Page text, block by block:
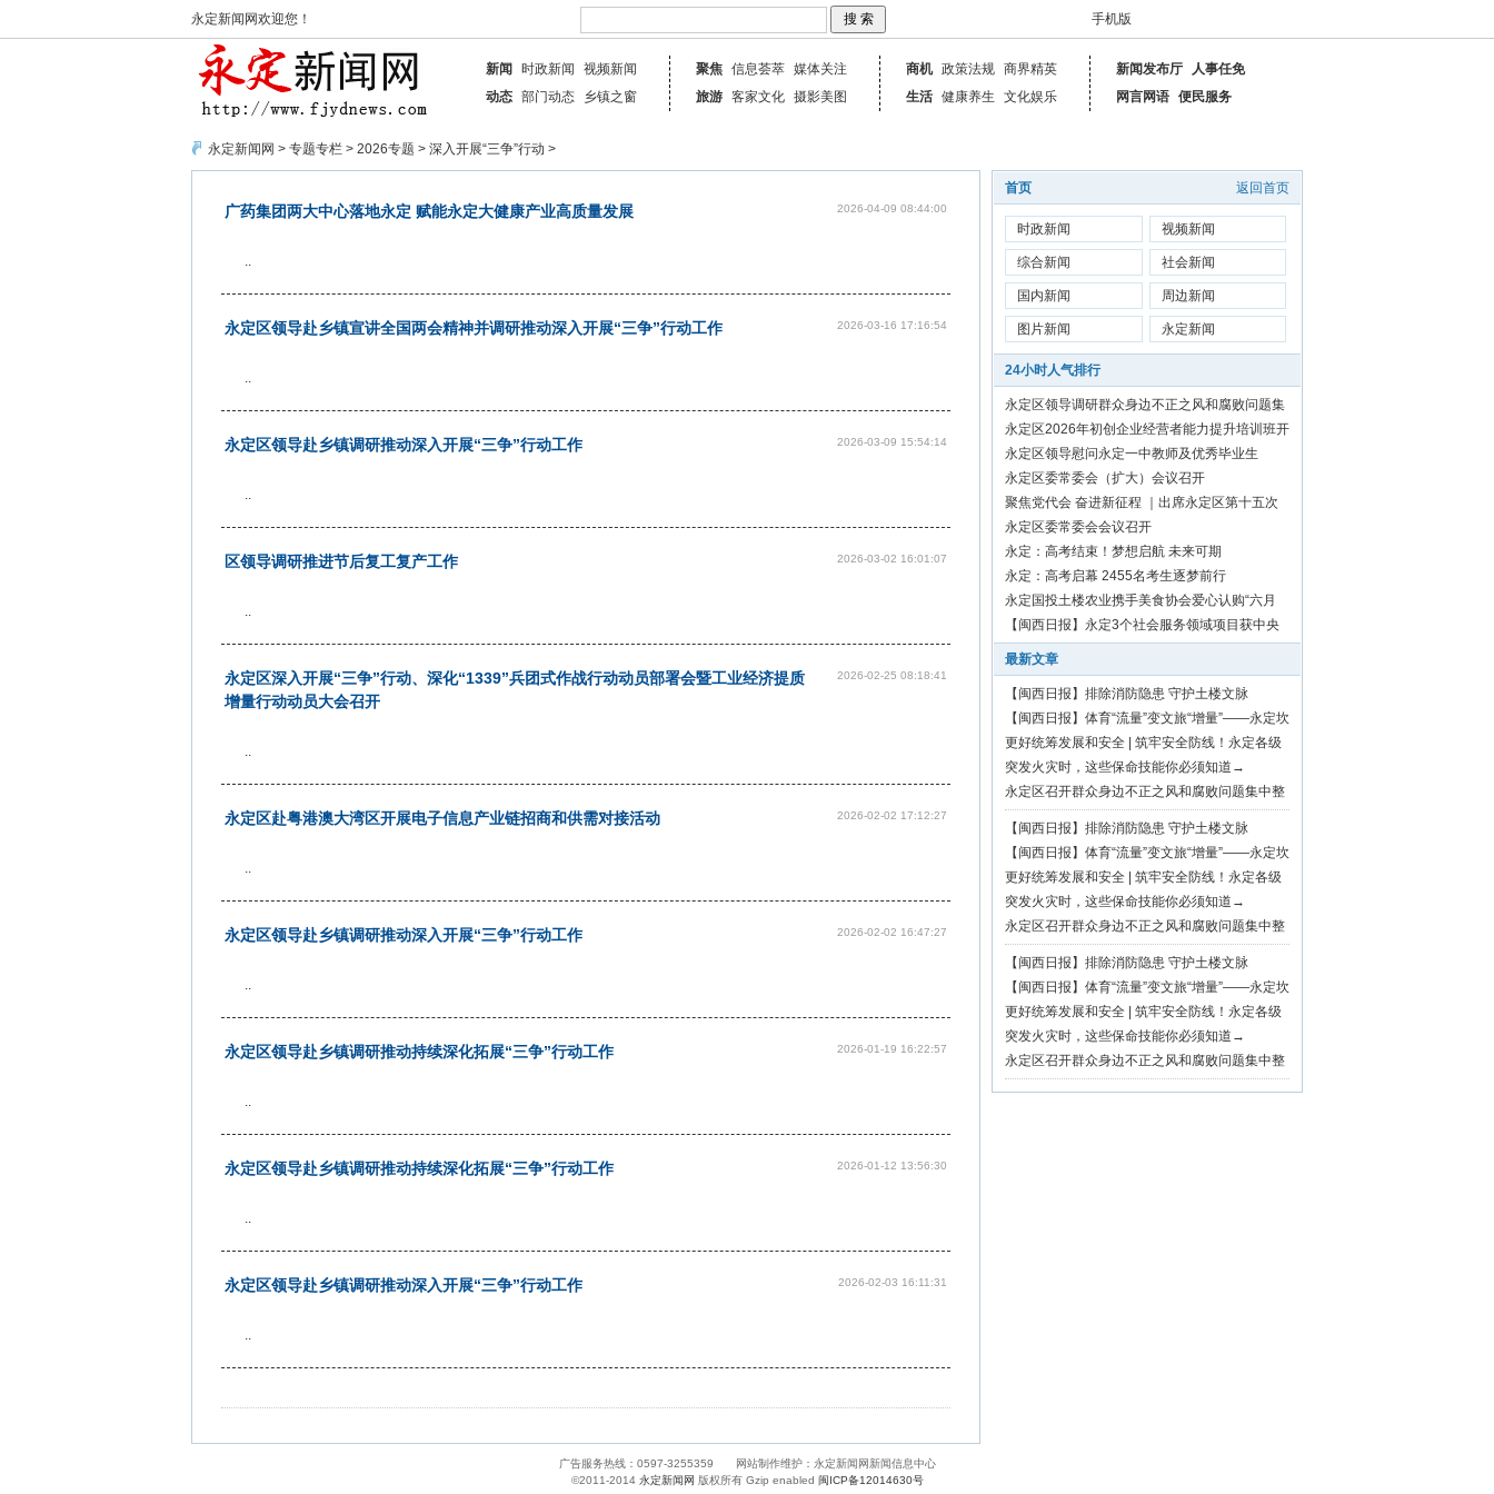
永定新闻网欢迎您！ 手机版
新闻 时政新闻
视频新闻
动态 部门动态 乡镇之窗
聚焦 信息荟萃 媒体关注
旅游 客家文化 摄影美图
商机 政策法规 商界精英
生活 健康养生 文化娱乐
新闻发布厅
人事任免
网言网语 便民服务
永定新闻网 > 专题专栏 > 2026专题 > 深入开展“三争”行动 >
2026-04-09 08:44:00
广药集团两大中心落地永定 赋能永定大健康产业高质量发展
..
2026-03-16 17:16:54
永定区领导赴乡镇宣讲全国两会精神并调研推动深入开展“三争”行动工作
..
2026-03-09 15:54:14
永定区领导赴乡镇调研推动深入开展“三争”行动工作
..
2026-03-02 16:01:07
区领导调研推进节后复工复产工作
..
2026-02-25 08:18:41
永定区深入开展“三争”行动、深化“1339”兵团式作战行动动员部署会暨工业经济提质
增量行动动员大会召开
..
2026-02-02 17:12:27
永定区赴粤港澳大湾区开展电子信息产业链招商和供需对接活动
..
2026-02-02 16:47:27
永定区领导赴乡镇调研推动深入开展“三争”行动工作
..
2026-01-19 16:22:57
永定区领导赴乡镇调研推动持续深化拓展“三争”行动工作
..
2026-01-12 13:56:30
永定区领导赴乡镇调研推动持续深化拓展“三争”行动工作
..
2026-02-03 16:11:31
永定区领导赴乡镇调研推动深入开展“三争”行动工作
..
返回首页
首页
时政新闻 视频新闻
综合新闻 社会新闻
国内新闻 周边新闻
图片新闻 永定新闻
24小时人气排行
永定区领导调研群众身边不正之风和腐败问题集
中整治工作
永定区2026年初创企业经营者能力提升培训班开
始报名啦！
永定区领导慰问永定一中教师及优秀毕业生
永定区委常委会（扩大）会议召开
聚焦党代会 奋进新征程 ｜出席永定区第十五次
党代会代表向大会报到
永定区委常委会会议召开
永定：高考结束！梦想启航 未来可期
永定：高考启幕 2455名考生逐梦前行
永定国投土楼农业携手美食协会爱心认购“六月
红”芋1500斤
【闽西日报】永定3个社会服务领域项目获中央
资金补助
最新文章
【闽西日报】排除消防隐患 守护土楼文脉
【闽西日报】体育“流量”变文旅“增量”——永定坎
市深耕“村BA”品牌激活乡村振兴活力
更好统筹发展和安全 | 筑牢安全防线！永定各级
各地持续开展安全生产隐患大排查大整治行动
突发火灾时，这些保命技能你必须知道→
永定区召开群众身边不正之风和腐败问题集中整
【闽西日报】排除消防隐患 守护土楼文脉
【闽西日报】体育“流量”变文旅“增量”——永定坎
市深耕“村BA”品牌激活乡村振兴活力
更好统筹发展和安全 | 筑牢安全防线！永定各级
各地持续开展安全生产隐患大排查大整治行动
突发火灾时，这些保命技能你必须知道→
永定区召开群众身边不正之风和腐败问题集中整
【闽西日报】排除消防隐患 守护土楼文脉
【闽西日报】体育“流量”变文旅“增量”——永定坎
市深耕“村BA”品牌激活乡村振兴活力
更好统筹发展和安全 | 筑牢安全防线！永定各级
各地持续开展安全生产隐患大排查大整治行动
突发火灾时，这些保命技能你必须知道→
永定区召开群众身边不正之风和腐败问题集中整
广告服务热线：0597-3255359 网站制作维护：永定新闻网新闻信息中心
©2011-2014 永定新闻网 版权所有 Gzip enabled 闽ICP备12014630号